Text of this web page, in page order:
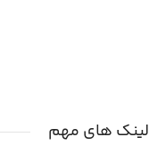
لینک های مهم